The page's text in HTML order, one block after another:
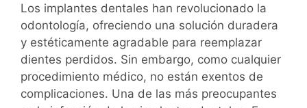
Los implantes dentales han revolucionado la
odontología, ofreciendo una solución duradera
y estéticamente agradable para reemplazar
dientes perdidos. Sin embargo, como cualquier
procedimiento médico, no están exentos de
complicaciones. Una de las más preocupantes